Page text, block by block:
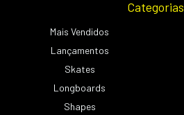
Categorias
Mais Vendidos
Lançamentos
Skates
Longboards
Shapes